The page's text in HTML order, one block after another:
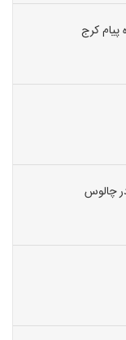
پیام کرج
چالوس